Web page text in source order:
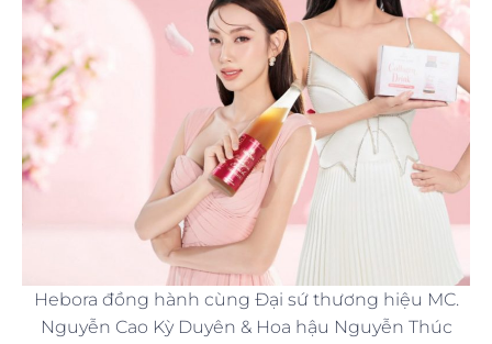
Hebora đồng hành cùng Đại sứ thương hiệu MC.
Nguyễn Cao Kỳ Duyên & Hoa hậu Nguyễn Thúc